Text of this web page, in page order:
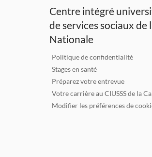
Centre intégré
de services sociaux de
Nationale
Politique de confidentialité
Stages en santé
Préparez votre entrevue
Votre carrière au CIUSSS de la
Modifier les préférences de